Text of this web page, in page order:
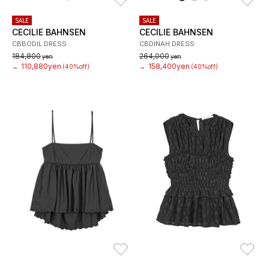
SALE
CECILIE BAHNSEN
CBBODIL DRESS
184,800yen
→
110,880yen (40%off)
SALE
CECILIE BAHNSEN
CBDINAH DRESS
264,000yen
→
158,400yen (40%off)